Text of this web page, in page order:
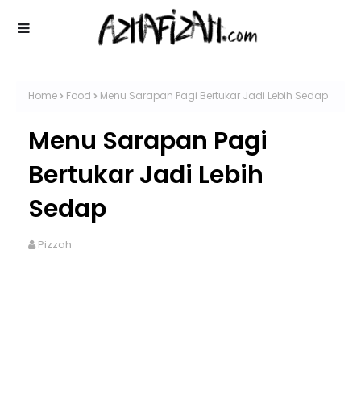
Home Food Menu Sarapan Pagi Bertukar Jadi Lebih Sedap
Menu Sarapan Pagi
Bertukar Jadi Lebih
Sedap
Pizzah